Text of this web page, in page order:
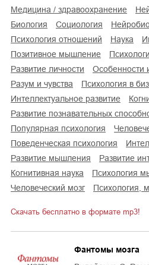
медицина / здравоохранение
биология
социология
психология отношений
наука
позитивное мышление
развитие личности
особенности
разум и чувства
психология в
интеллектуальное развитие
развитие познавательных
популярная психология
поведенческая психология
развитие мышления
развитие
когнитивная наука
психология
человеческий мозг
психология,
Скачать бесплатно в формате mp3!
Фантомы мозга